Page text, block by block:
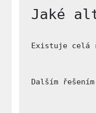
Jaké
Existuje celá
Dalším